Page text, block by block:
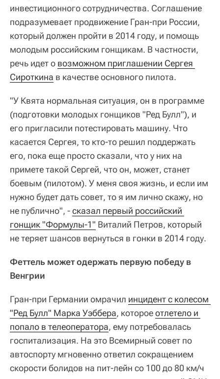
инвестиционного сотрудничества. Соглашение
подразумевает продвижение Гран-при России,
который должен пройти в 2014 году, и помощь
молодым российским гонщикам. В частности,
речь идет о возможном приглашении Сергея
Сироткина в качестве основного пилота.
"У Квята нормальная ситуация, он в программе
(подготовки молодых гонщиков "Ред Булл"), и
его пригласили потестировать машину. Что
касается Сергея, то кто-то решил поддержать
его, пока еще просто сказали, что у них на
примете такой Сергей, что он, может, станет
боевым (пилотом). У меня своя жизнь, и если им
нужно будет дать совет, то я им лично скажу, но
не публично", -сказал первый российский
гонщик "Формулы-1" Виталий Петров, который
не теряет шансов вернуться в гонки в 2014 году.
Феттель может одержать первую победу в
Венгрии
Гран-при Германии омрачил инцидент с колесом
"Ред Булл" Марка Уэббера, котороеотлетело и
попало в телеоператора, ему потребовалась
госпитализация. На это Всемирный совет по
автоспорту мгновенно ответил сокращением
скорости болидов на пит-лейн со 100 до 80 км/ч